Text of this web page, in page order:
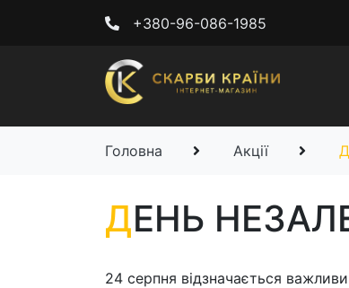
+380-96-086-1985
Головна Акції
ДЕНЬ
24 серпня відзначається